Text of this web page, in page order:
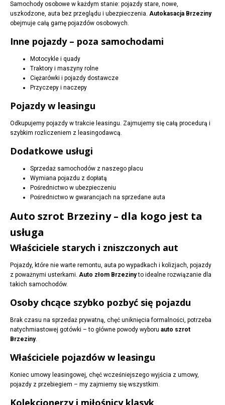
Samochody osobowe w każdym stanie: pojazdy stare, nowe,
uszkodzone, auta bez przeglądu i ubezpieczenia. Autokasacja Brzeziny
obejmuje całą gamę pojazdów osobowych.
Inne pojazdy – poza samochodami
Motocykle i quady
Traktory i maszyny rolne
Ciężarówki i pojazdy dostawcze
Przyczepy i naczepy
Pojazdy w leasingu
Odkupujemy pojazdy w trakcie leasingu. Zajmujemy się całą procedurą i
szybkim rozliczeniem z leasingodawcą.
Dodatkowe usługi
Sprzedaż samochodów z naszego placu
Wymiana pojazdu z dopłatą
Pośrednictwo w ubezpieczeniu
Pośrednictwo w gwarancjach na sprzedane auta
Auto szrot Brzeziny – dla kogo jest ta
usługa
Właściciele starych i zniszczonych aut
Pojazdy, które nie warte remontu, auta po wypadkach i kolizjach, pojazdy
z poważnymi usterkami. Auto złom Brzezinyto idealne rozwiązanie dla
takich samochodów.
Osoby chcące szybko pozbyć się pojazdu
Brak czasu na sprzedaż prywatną, chęć uniknięcia formalności, potrzeba
natychmiastowej gotówki – to główne powody wyboru auto szrot
Brzeziny.
Właściciele pojazdów w leasingu
Koniec umowy leasingowej, chęć wcześniejszego wyjścia z umowy,
pojazdy z przebiegiem – my zajmiemy się wszystkim.